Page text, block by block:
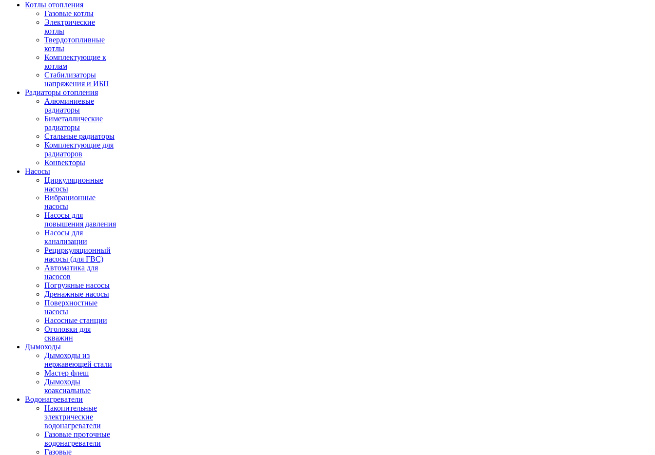
Котлы отопления
Газовые котлы
Электрические
котлы
Твердотопливные
котлы
Комплектующие к
котлам
Стабилизаторы
напряжения и ИБП
Радиаторы отопления
Алюминиевые
радиаторы
Биметаллические
радиаторы
Стальные радиаторы
Комплектующие для
радиаторов
Конвекторы
Насосы
Циркуляционные
насосы
Вибрационные
насосы
Насосы для
повышения давления
Насосы для
канализации
Рециркуляционный
насосы (для ГВС)
Автоматика для
насосов
Погружные насосы
Дренажные насосы
Поверхностные
насосы
Насосные станции
Оголовки для
скважин
Дымоходы
Дымоходы из
нержавеющей стали
Мастер флеш
Дымоходы
коаксиальные
Водонагреватели
Накопительные
электрические
водонагреватели
Газовые проточные
водонагреватели
Газовые